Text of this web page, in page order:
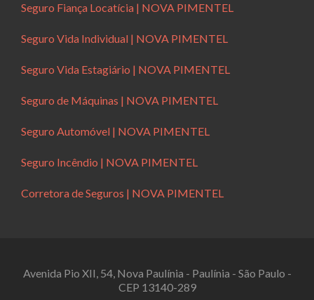
Seguro Fiança Locatícia | NOVA PIMENTEL
Seguro Vida Individual | NOVA PIMENTEL
Seguro Vida Estagiário | NOVA PIMENTEL
Seguro de Máquinas | NOVA PIMENTEL
Seguro Automóvel | NOVA PIMENTEL
Seguro Incêndio | NOVA PIMENTEL
Corretora de Seguros | NOVA PIMENTEL
Avenida Pio XII, 54, Nova Paulínia - Paulínia - São Paulo -
CEP 13140-289